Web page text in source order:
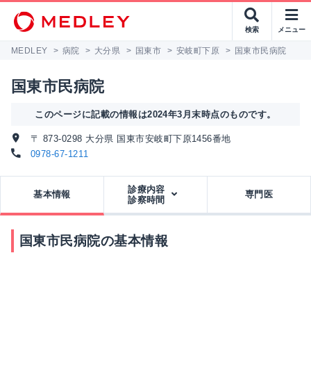
検索 メニュー
MEDLEY > 病院 > 大分県 > 国東市 > 安岐町下原 > 国東市民病院
国東市民病院
このページに記載の情報は2024年3月末時点のものです。
〒 873-0298 大分県 国東市安岐町下原1456番地
0978-67-1211
基本情報
診療内容
診察時間
専門医
国東市民病院の基本情報